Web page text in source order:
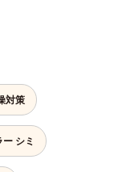
対策
シミ